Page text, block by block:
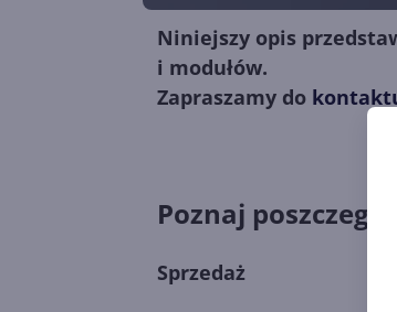
Niniejszy opis
i modułów.
Zapraszamy do
Poznaj
Sprzedaż